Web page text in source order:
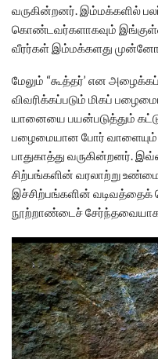
வருகின்றனர். இம்மக்களில்
கொண்டவர்களாகவும் இங்குள்ள
வீரர்கள் இம்மக்களது
மேலும் “கூத்தர்’ என
விவரிக்கப்படும் மிகப்
யானையை பயன்படுத்தும்
பழைமையான போர் வாளையும்
பாதுகாத்து வருகின்றனர்.
சிற்பங்களின் வரலாற்று
இச்சிற்பங்களின்
நூற்றாண்டைச் சேர்ந்தவையாக